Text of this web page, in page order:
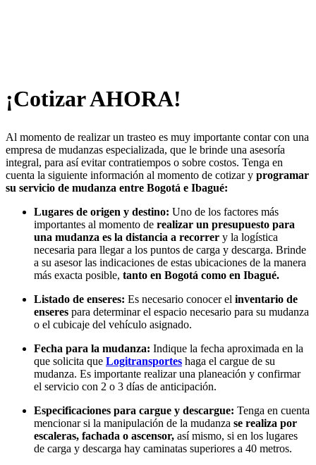
¡Cotizar AHORA!
Al momento de realizar un trasteo es muy importante contar con una
empresa de mudanzas especializada, que le brinde una asesoría
integral, para así evitar contratiempos o sobre costos. Tenga en
cuenta la siguiente información al momento de cotizar y programar
su servicio de mudanza entre Bogotá e Ibagué:
Lugares de origen y destino: Uno de los factores más
importantes al momento de realizar un presupuesto para
una mudanza es la distancia a recorrer y la logística
necesaria para llegar a los puntos de carga y descarga. Brinde
a su asesor las indicaciones de estas ubicaciones de la manera
más exacta posible, tanto en Bogotá como en Ibagué.
Listado de enseres: Es necesario conocer el inventario de
enseres para determinar el espacio necesario para su mudanza
o el cubicaje del vehículo asignado.
Fecha para la mudanza: Indique la fecha aproximada en la
que solicita que Logitransportes haga el cargue de su
mudanza. Es importante realizar una planeación y confirmar
el servicio con 2 o 3 días de anticipación.
Especificaciones para cargue y descargue: Tenga en cuenta
mencionar si la manipulación de la mudanza se realiza por
escaleras, fachada o ascensor, así mismo, si en los lugares
de carga y descarga hay caminatas superiores a 40 metros.